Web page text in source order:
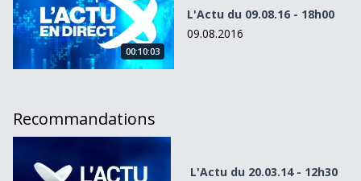
00:10:03
L'Actu du 09.08.16 - 18h00
09.08.2016
Recommandations
L&#039;Actu du 20.03.14 - 12h30
L'Actu du 20.03.14 - 12h30